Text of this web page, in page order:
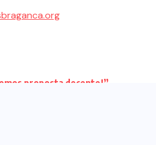
proposta decente!”